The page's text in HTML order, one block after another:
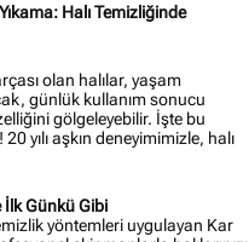
Halı Temizliğinde
olan halılar, yaşam
günlük kullanım sonucu
gölgeleyebilir. İşte bu
yılı aşkın deneyimimizle, halı
İlk Günkü Gibi
yöntemleri uygulayan Kar